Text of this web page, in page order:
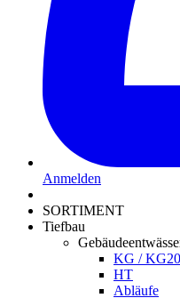
Anmelden
SORTIMENT
Tiefbau
KG /
HT
Abläufe